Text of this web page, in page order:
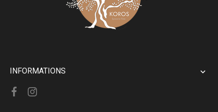
INFORMATIONS 